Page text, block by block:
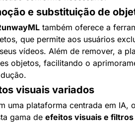
e substituição de
também oferece a
que permite aos usuários
vídeos. Além de remover, a
objetos, facilitando o
visuais variados
uma plataforma centrada em IA,
gama de efeitos visuais e filtros